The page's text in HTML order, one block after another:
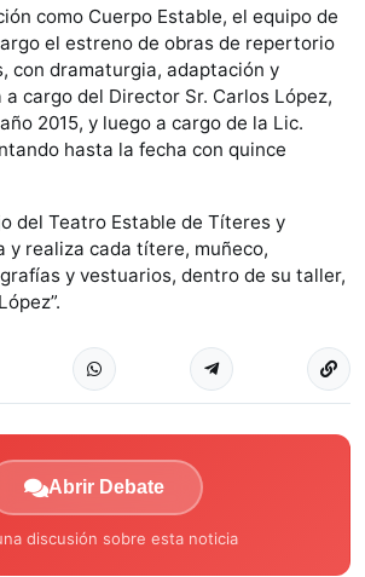
como Cuerpo Estable, el equipo de
el estreno de obras de repertorio
con dramaturgia, adaptación y
cargo del Director Sr. Carlos López,
2015, y luego a cargo de la Lic.
hasta la fecha con quince
del Teatro Estable de Títeres y
y realiza cada títere, muñeco,
y vestuarios, dentro de su taller,
Abrir Debate
discusión sobre esta noticia